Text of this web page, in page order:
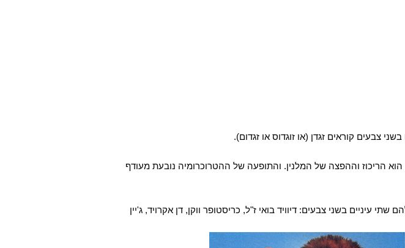
צבעים קוראים זגדן (או זוגדוס או זגדום).
הריכוז וההפצה של המלנין. והתופעה של ההטרוכרומיה נובעת מעודף
עיניים בשני צבעים: דיוויד בואי ז"ל, כריסטופר ווקן, דן אקרויד, ג'יין